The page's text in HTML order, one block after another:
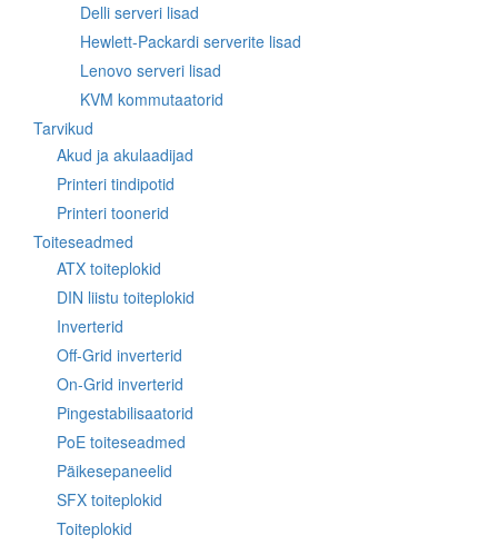
Delli serveri lisad
Hewlett-Packardi serverite lisad
Lenovo serveri lisad
KVM kommutaatorid
Tarvikud
Akud ja akulaadijad
Printeri tindipotid
Printeri toonerid
Toiteseadmed
ATX toiteplokid
DIN liistu toiteplokid
Inverterid
Off-Grid inverterid
On-Grid inverterid
Pingestabilisaatorid
PoE toiteseadmed
Päikesepaneelid
SFX toiteplokid
Toiteplokid